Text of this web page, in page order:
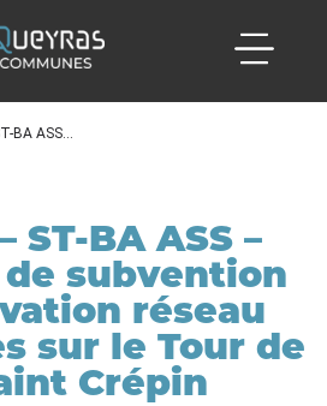
BA ASS...
ST-BA ASS –
subvention
réseau
sur le Tour de
Crépin